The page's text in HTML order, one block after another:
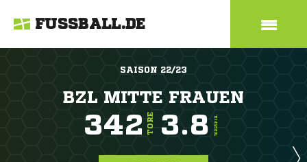
FUSSBALL.DE
SAISON 22/23
BZL MITTE FRAUEN
342 TORE 3.8 TORE/SPIEL